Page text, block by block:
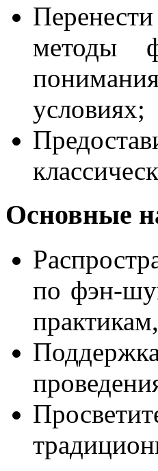
методы
условиях;
Основные
по фэн-